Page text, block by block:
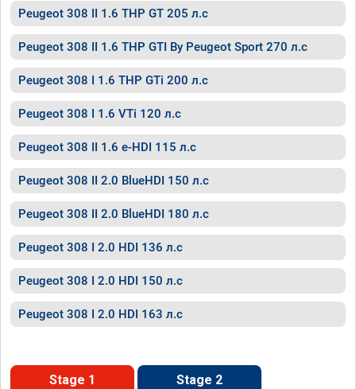
Peugeot 308 II 1.6 THP GT 205 л.с
Peugeot 308 II 1.6 THP GTI By Peugeot Sport 270 л.с
Peugeot 308 I 1.6 THP GTi 200 л.с
Peugeot 308 I 1.6 VTi 120 л.с
Peugeot 308 II 1.6 e-HDI 115 л.с
Peugeot 308 II 2.0 BlueHDI 150 л.с
Peugeot 308 II 2.0 BlueHDI 180 л.с
Peugeot 308 I 2.0 HDI 136 л.с
Peugeot 308 I 2.0 HDI 150 л.с
Peugeot 308 I 2.0 HDI 163 л.с
Stage 1 Stage 2